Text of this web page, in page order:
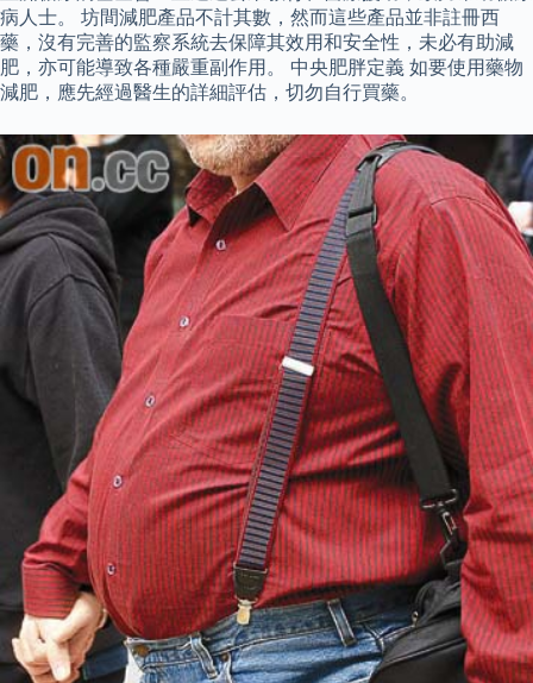
病人士。 坊間減肥產品不計其數，然而這些產品並非註冊西
藥，沒有完善的監察系統去保障其效用和安全性，未必有助減
肥，亦可能導致各種嚴重副作用。 中央肥胖定義 如要使用藥物
減肥，應先經過醫生的詳細評估，切勿自行買藥。